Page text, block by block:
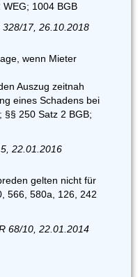
1004 BGB
328/17, 26.10.2018
wenn Mieter
Auszug zeitnah
eines Schadens bei
§§ 250 Satz 2 BGB;
22.01.2016
gelten nicht für
566, 580a, 126, 242
68/10, 22.01.2014